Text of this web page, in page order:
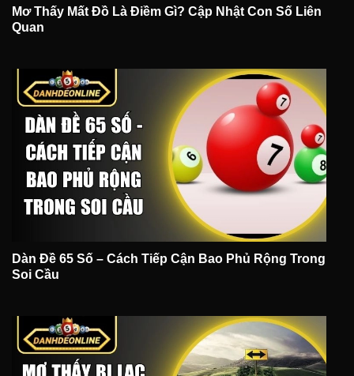
Mơ Thấy Mất Đồ Là Điềm Gì? Cập Nhật Con Số Liên
Quan
Dàn Đề 65 Số – Cách Tiếp Cận Bao Phủ Rộng Trong
Soi Cầu